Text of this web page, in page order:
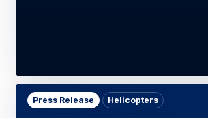
Press Release Helicopters